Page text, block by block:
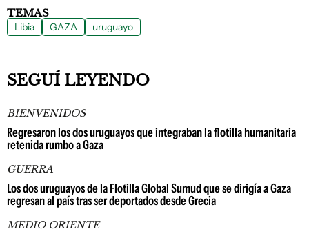
TEMAS
Libia GAZA uruguayo
SEGUÍ LEYENDO
BIENVENIDOS
Regresaron los dos uruguayos que integraban la flotilla humanitaria
retenida rumbo a Gaza
GUERRA
Los dos uruguayos de la Flotilla Global Sumud que se dirigía a Gaza
regresan al país tras ser deportados desde Grecia
MEDIO ORIENTE